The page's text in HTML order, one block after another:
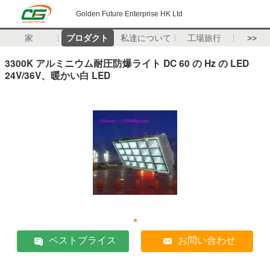
Golden Future Enterprise HK Ltd
家 プロダクト 私達について 工場旅行 >>
3300K アルミニウム耐圧防爆ライト DC 60 の Hz の LED
24V/36V、暖かい白 LED
ベストプライス お問い合わせ